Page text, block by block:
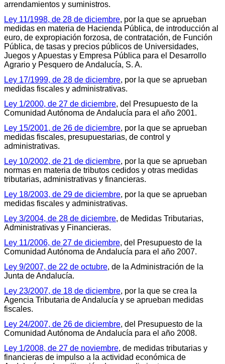
arrendamientos y suministros.
Ley 11/1998, de 28 de diciembre, por la que se aprueban
medidas en materia de Hacienda Pública, de introducción al
euro, de expropiación forzosa, de contratación, de Función
Pública, de tasas y precios públicos de Universidades,
Juegos y Apuestas y Empresa Pública para el Desarrollo
Agrario y Pesquero de Andalucía, S. A.
Ley 17/1999, de 28 de diciembre, por la que se aprueban
medidas fiscales y administrativas.
Ley 1/2000, de 27 de diciembre, del Presupuesto de la
Comunidad Autónoma de Andalucía para el año 2001.
Ley 15/2001, de 26 de diciembre, por la que se aprueban
medidas fiscales, presupuestarias, de control y
administrativas.
Ley 10/2002, de 21 de diciembre, por la que se aprueban
normas en materia de tributos cedidos y otras medidas
tributarias, administrativas y financieras.
Ley 18/2003, de 29 de diciembre, por la que se aprueban
medidas fiscales y administrativas.
Ley 3/2004, de 28 de diciembre, de Medidas Tributarias,
Administrativas y Financieras.
Ley 11/2006, de 27 de diciembre, del Presupuesto de la
Comunidad Autónoma de Andalucía para el año 2007.
Ley 9/2007, de 22 de octubre, de la Administración de la
Junta de Andalucía.
Ley 23/2007, de 18 de diciembre, por la que se crea la
Agencia Tributaria de Andalucía y se aprueban medidas
fiscales.
Ley 24/2007, de 26 de diciembre, del Presupuesto de la
Comunidad Autónoma de Andalucía para el año 2008.
Ley 1/2008, de 27 de noviembre, de medidas tributarias y
financieras de impulso a la actividad económica de